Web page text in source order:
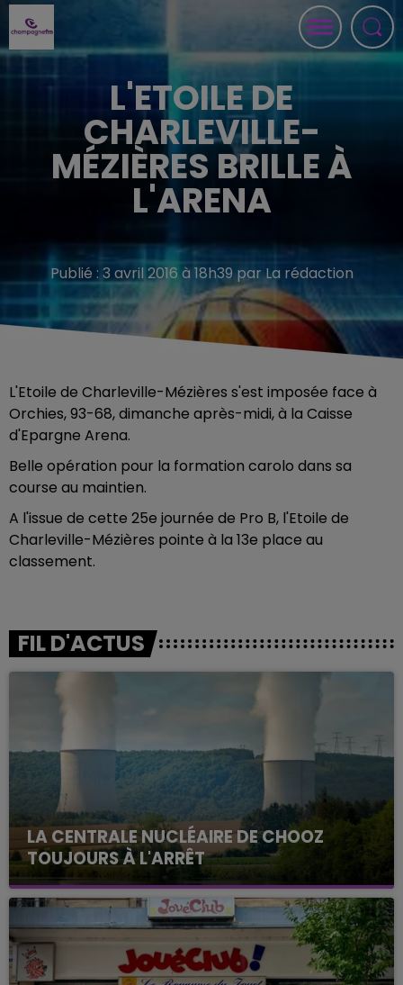
L'ETOILE DE
CHARLEVILLE-
MÉZIÈRES BRILLE À
L'ARENA
Publié : 3 avril 2016 à 18h39 par La rédaction
L'Etoile de Charleville-Mézières s'est imposée face à
Orchies, 93-68, dimanche après-midi, à la Caisse
d'Epargne Arena.
Belle opération pour la formation carolo dans sa
course au maintien.
A l'issue de cette 25e journée de Pro B, l'Etoile de
Charleville-Mézières pointe à la 13e place au
classement.
FIL D'ACTUS
LA CENTRALE NUCLÉAIRE DE CHOOZ
TOUJOURS À L'ARRÊT
Cela fait déjà une semaine que la centrale
nucléaire ardennaise est à l'arrêt. Une situation
justifiée par la sécheresse intense qui est toujours
présente.